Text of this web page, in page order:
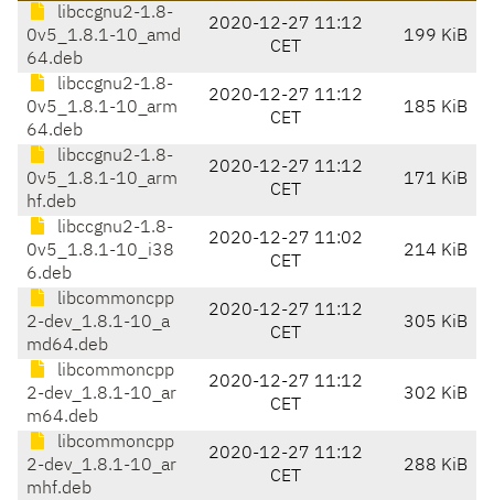
libccgnu2-1.8-
0v5_1.8.1-10_amd
64.deb
2020-12-27 11:12
CET
199 KiB
libccgnu2-1.8-
0v5_1.8.1-10_arm
64.deb
2020-12-27 11:12
CET
185 KiB
libccgnu2-1.8-
0v5_1.8.1-10_arm
hf.deb
2020-12-27 11:12
CET
171 KiB
libccgnu2-1.8-
0v5_1.8.1-10_i38
6.deb
2020-12-27 11:02
CET
214 KiB
libcommoncpp
2-dev_1.8.1-10_a
md64.deb
2020-12-27 11:12
CET
305 KiB
libcommoncpp
2-dev_1.8.1-10_ar
m64.deb
2020-12-27 11:12
CET
302 KiB
libcommoncpp
2-dev_1.8.1-10_ar
mhf.deb
2020-12-27 11:12
CET
288 KiB